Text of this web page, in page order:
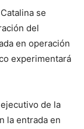
se
del
en operación
experimentará
de la
la entrada en